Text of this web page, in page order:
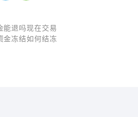
能退吗现在交易
金冻结如何结冻